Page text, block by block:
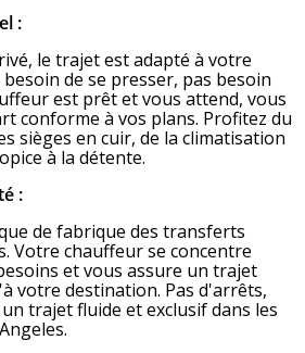
:
le trajet est adapté à votre
de se presser, pas besoin
est prêt et vous attend, vous
conforme à vos plans. Profitez du
sièges en cuir, de la climatisation
à la détente.
:
de fabrique des transferts
Votre chauffeur se concentre
et vous assure un trajet
votre destination. Pas d'arrêts,
trajet fluide et exclusif dans les